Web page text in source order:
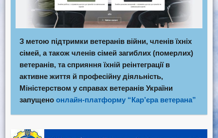
З метою підтримки ветеранів війни, членів їхніх
сімей, а також членів сімей загиблих (померлих)
ветеранів, та сприяння їхній реінтеграції в
активне життя й професійну діяльність,
Міністерством у справах ветеранів України
запущено онлайн-платформу “Кар’єра ветерана”